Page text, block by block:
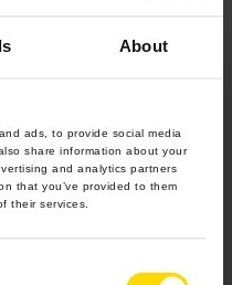
About
ads, to provide social media
share information about your
and analytics partners
that you’ve provided to them
their services.